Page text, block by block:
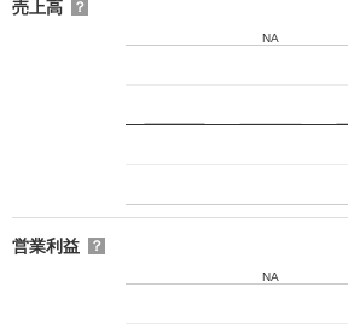
売上高 ？
NA
営業利益 ？
NA